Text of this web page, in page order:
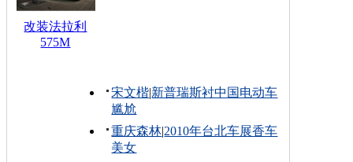
改装法拉利
575M
宋文楷|新普瑞斯衬中国电动车
尴尬
重庆森林|2010年台北车展香车
美女